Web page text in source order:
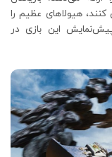
هیولاهای عظیم را
این بازی در